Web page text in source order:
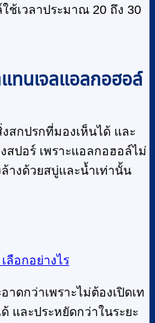
ช้เวลาประมาณ 20 ถึง 30
แทนเจลแอลกอฮอล์
สกปรกที่มองเห็นได้ และ
สปอร์ เพราะแอลกอฮอล์ไม่
างด้วยสบู่และน้ำเท่านั้น
ลือกอย่างไร
าดกว่าเพราะไม่ต้องเปิดเท
และประหยัดกว่าในระยะ